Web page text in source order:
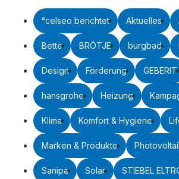
°celseo berichtet Aktuelles
Bette BRÖTJE burgbad
Design Förderung GEBERIT
hansgrohe Heizung
Klima Komfort & Hygiene
Marken & Produkte
Sanipa Solar STIEBEL